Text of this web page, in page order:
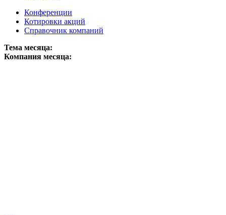
Конференции
Котировки акций
Справочник компаний
Тема месяца:
Компания месяца: